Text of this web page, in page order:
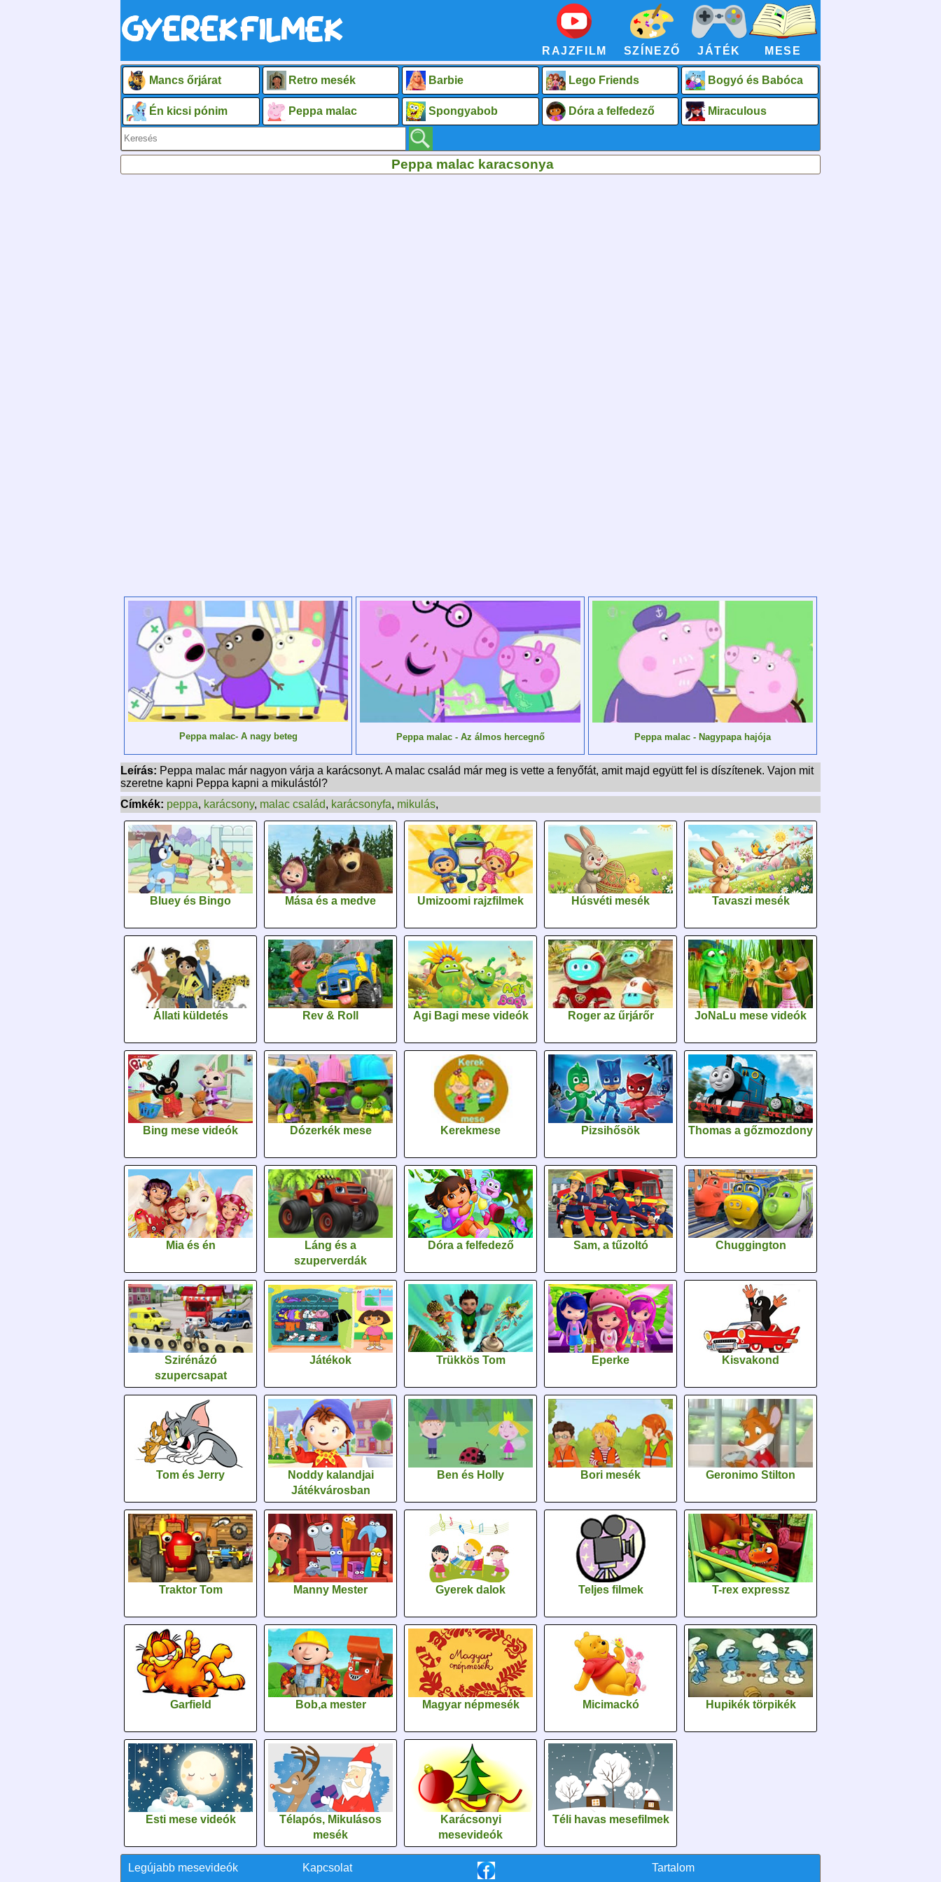
RAJZFILM SZÍNEZŐ JÁTÉK MESE
Mancs őrjárat Retro mesék Barbie Lego Friends Bogyó és Babóca
Én kicsi pónim Peppa malac Spongyabob Dóra a felfedező Miraculous
Peppa malac karacsonya
Peppa malac- A nagy beteg Peppa malac - Az álmos hercegnő Peppa malac - Nagypapa hajója
Leírás: Peppa malac már nagyon várja a karácsonyt. A malac család már meg is vette a fenyőfát, amit majd együtt fel is díszítenek. Vajon mit
szeretne kapni Peppa kapni a mikulástól?
Címkék: peppa, karácsony, malac család, karácsonyfa, mikulás,
Bluey és Bingo Mása és a medve Umizoomi rajzfilmek Húsvéti mesék Tavaszi mesék
Állati küldetés Rev & Roll Agi Bagi mese videók Roger az űrjárőr JoNaLu mese videók
Bing mese videók Dózerkék mese Kerekmese Pizsihősök Thomas a gőzmozdony
Mia és én
Láng és a
szuperverdák
Dóra a felfedező Sam, a tűzoltó Chuggington
Szirénázó
szupercsapat
Játékok Trükkös Tom Eperke Kisvakond
Tom és Jerry
Noddy kalandjai
Játékvárosban
Ben és Holly Bori mesék Geronimo Stilton
Traktor Tom Manny Mester Gyerek dalok Teljes filmek T-rex expressz
Garfield Bob,a mester Magyar népmesék Micimackó Hupikék törpikék
Esti mese videók
Télapós, Mikulásos
mesék
Karácsonyi
mesevideók
Téli havas mesefilmek
Legújabb mesevideók Kapcsolat Tartalom